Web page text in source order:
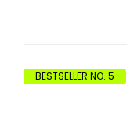
BESTSELLER NO. 5